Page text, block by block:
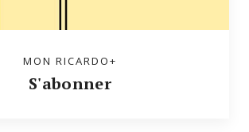
MON RICARDO+
S'abonner